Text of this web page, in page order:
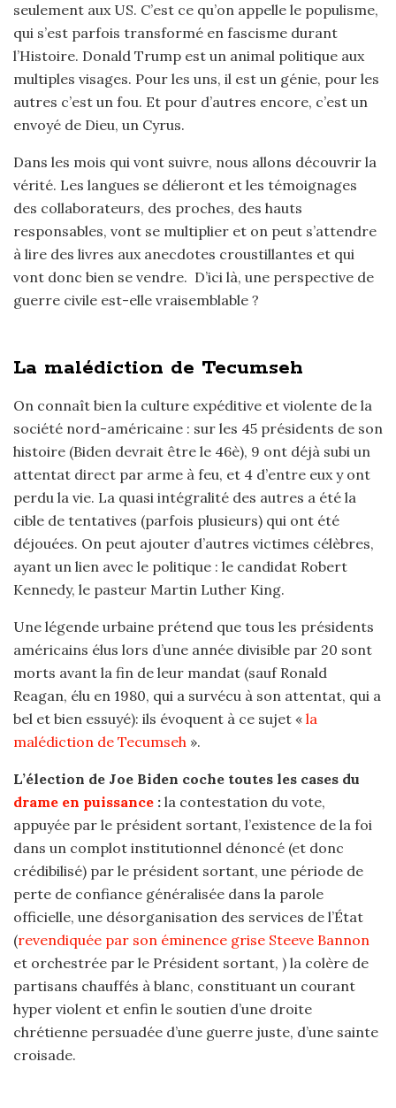
seulement aux US. C’est ce qu’on appelle le populisme,
qui s’est parfois transformé en fascisme durant
l’Histoire. Donald Trump est un animal politique aux
multiples visages. Pour les uns, il est un génie, pour les
autres c’est un fou. Et pour d’autres encore, c’est un
envoyé de Dieu, un Cyrus.
Dans les mois qui vont suivre, nous allons découvrir la
vérité. Les langues se délieront et les témoignages
des collaborateurs, des proches, des hauts
responsables, vont se multiplier et on peut s’attendre
à lire des livres aux anecdotes croustillantes et qui
vont donc bien se vendre. D’ici là, une perspective de
guerre civile est-elle vraisemblable ?
La malédiction de Tecumseh
On connaît bien la culture expéditive et violente de la
société nord-américaine : sur les 45 présidents de son
histoire (Biden devrait être le 46è), 9 ont déjà subi un
attentat direct par arme à feu, et 4 d’entre eux y ont
perdu la vie. La quasi intégralité des autres a été la
cible de tentatives (parfois plusieurs) qui ont été
déjouées. On peut ajouter d’autres victimes célèbres,
ayant un lien avec le politique : le candidat Robert
Kennedy, le pasteur Martin Luther King.
Une légende urbaine prétend que tous les présidents
américains élus lors d’une année divisible par 20 sont
morts avant la fin de leur mandat (sauf Ronald
Reagan, élu en 1980, qui a survécu à son attentat, qui a
bel et bien essuyé): ils évoquent à ce sujet « la
malédiction de Tecumseh ».
L’élection de Joe Biden coche toutes les cases du
drame en puissance : la contestation du vote,
appuyée par le président sortant, l’existence de la foi
dans un complot institutionnel dénoncé (et donc
crédibilisé) par le président sortant, une période de
perte de confiance généralisée dans la parole
officielle, une désorganisation des services de l’État
(revendiquée par son éminence grise Steeve Bannon
et orchestrée par le Président sortant, ) la colère de
partisans chauffés à blanc, constituant un courant
hyper violent et enfin le soutien d’une droite
chrétienne persuadée d’une guerre juste, d’une sainte
croisade.